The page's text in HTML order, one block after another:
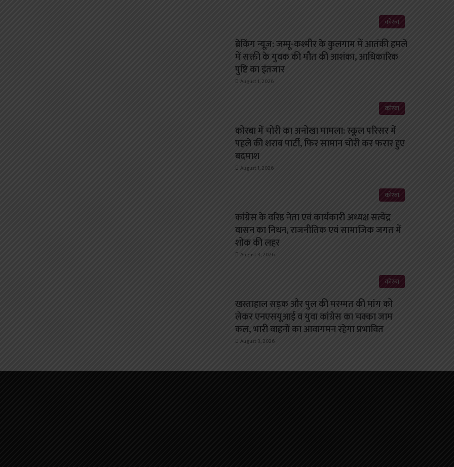
कोरबा
ब्रेकिंग न्यूज़: जम्मू-कश्मीर के कुलगाम में आतंकी हमले
में सक्ती के युवक की मौत की आशंका, आधिकारिक
पुष्टि का इंतजार
August 1, 2026
कोरबा
कोरबा में चोरी का अनोखा मामला: स्कूल परिसर में
पहले की शराब पार्टी, फिर सामान चोरी कर फरार हुए
बदमाश
August 1, 2026
कोरबा
कांग्रेस के वरिष्ठ नेता एवं कार्यकारी अध्यक्ष सत्येंद्र
वासन का निधन, राजनीतिक एवं सामाजिक जगत में
शोक की लहर
August 3, 2026
कोरबा
खस्ताहाल सड़क और पुल की मरम्मत की मांग को
लेकर एनएसयूआई व युवा कांग्रेस का चक्का जाम
कल, भारी वाहनों का आवागमन रहेगा प्रभावित
August 3, 2026